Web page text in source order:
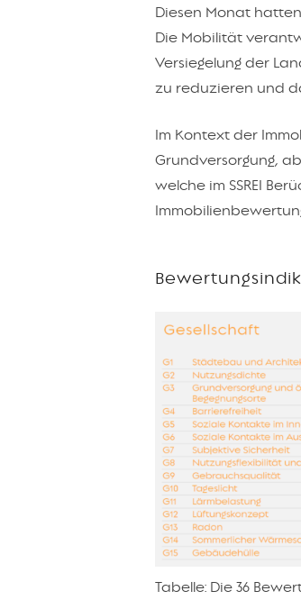
Diesen Monat
Die Mobilität
Versiegelung der
zu reduzieren und
Im Kontext der
Grundversorgung,
welche im SSREI
Tabelle: Die 36